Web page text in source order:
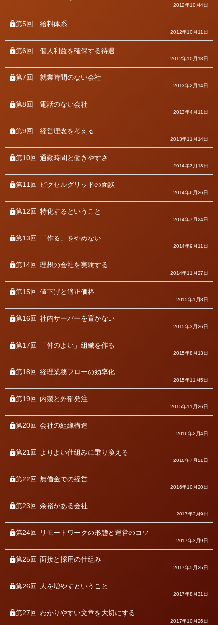
2012年10月4日
第5回 給料体系
2012年10月11日
第6回 個人利益を確保する待遇
2012年10月18日
第7回 就業時間のない会社
2013年2月14日
第8回 電話のない会社
2013年4月11日
第9回 経営理念を考える
2013年11月14日
第10回 通勤時間と働きやすさ
2014年3月13日
第11回 ピクセルグリッドの面談
2014年6月26日
第12回 特化するということ
2014年7月24日
第13回 「作る」をやめない
2014年9月11日
第14回 理想の会社を実験する
2014年11月27日
第15回 値下げと適正価格
2015年1月8日
第16回 社内サーバーを置かない
2015年3月26日
第17回 「仲のよい」組織を作る
2015年8月13日
第18回 経理業務フローの効率化
2015年11月5日
第19回 内製と外部発注
2015年11月26日
第20回 会社の組織構造
2016年2月4日
第21回 よりよい仕組みに乗り換える
2016年7月21日
第22回 無借金での経営
2016年10月20日
第23回 余裕がある会社
2017年2月9日
第24回 リモートワークの形態と運営のコツ
2017年3月9日
第25回 面接と採用の仕組み
2017年5月25日
第26回 人を増やすということ
2017年8月31日
第27回 わかりやすい文章を大切にする
2017年10月26日